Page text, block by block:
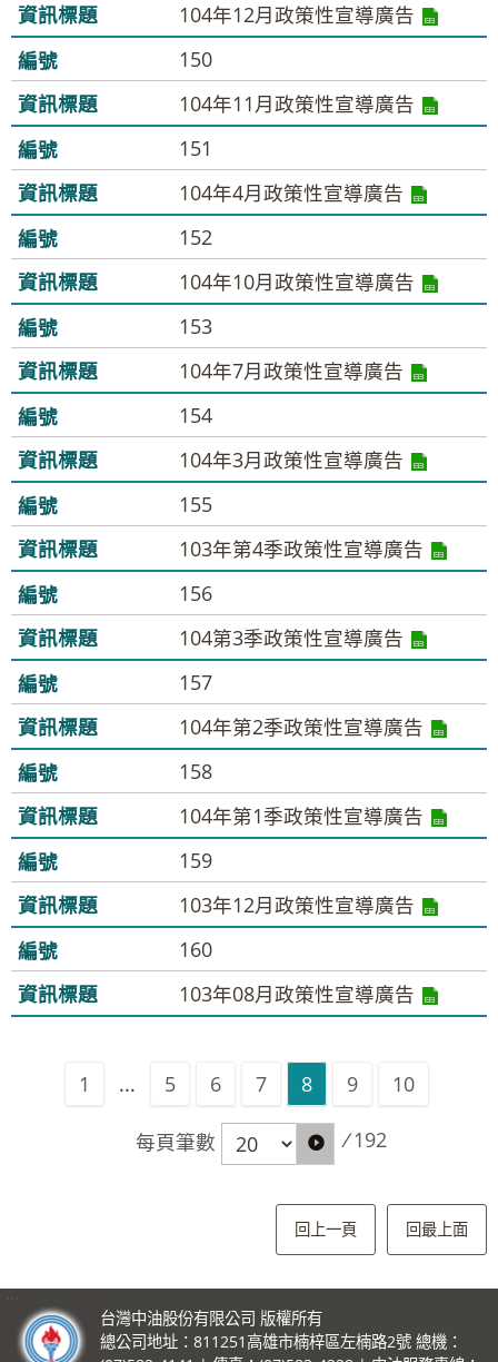
104年12月政策性宣導廣告
150
104年11月政策性宣導廣告
151
104年4月政策性宣導廣告
152
104年10月政策性宣導廣告
153
104年7月政策性宣導廣告
154
104年3月政策性宣導廣告
155
103年第4季政策性宣導廣告
156
104第3季政策性宣導廣告
157
104年第2季政策性宣導廣告
158
104年第1季政策性宣導廣告
159
103年12月政策性宣導廣告
160
103年08月政策性宣導廣告
1 ... 5 6 7 8 9 10
每頁筆數 / 192
回上一頁 回最上面
台灣中油股份有限公司 版權所有
總公司地址：811251高雄市楠梓區左楠路2號 總機：